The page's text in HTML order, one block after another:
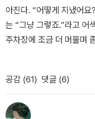
의 왕성한 호기심과 지적
된 인생들, 예술로 승화된
침내 자기와 하나가 되는
구속과 탈주로 동요하는
살아낸 것이 온갖 갈등이
다. 뉴욕과 자기는 하나라
으로―환상이 아닌 갈등으
아진다. “어떻게 지냈어
는 “그냥 그렇죠.”라고 어
주차장에 조금 더 머물며
이 냉랭하게 얼어붙어 있
만남을 떠올리게 했다. 맞
먼저 연락해보지 못했던
하면서 화를 내고 있었고,
공감 (61) 댓글 (6)